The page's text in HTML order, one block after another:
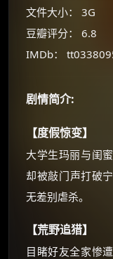
文件大小： 3G
豆瓣评分： 6.8
IMDb：
剧情简介:
【度假惊变】
大学生玛丽与闺
却被敲门声打破
无差别虐杀。
【荒野追猎】
目睹好友全家惨
你需要
如夸
⚡